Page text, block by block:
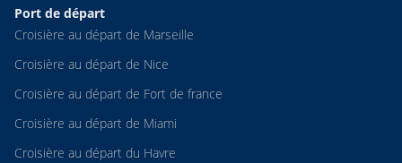
Port de départ
Croisière au départ de Marseille
Croisière au départ de Nice
Croisière au départ de Fort de france
Croisière au départ de Miami
Croisière au départ du Havre